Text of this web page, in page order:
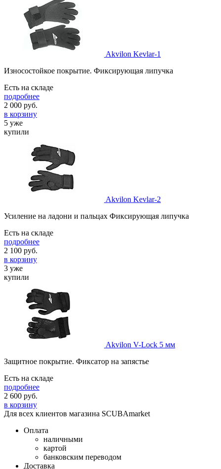
Akvilon Kevlar-1
Износостойкое покрытие. Фиксирующая липучка
Есть на складе
подробнее
2 000 руб.
в корзину
5 уже
купили
Akvilon Kevlar-2
Усиление на ладони и пальцах Фиксирующая липучка
Есть на складе
подробнее
2 100 руб.
в корзину
3 уже
купили
Akvilon V-Lock 5 мм
Защитное покрытие. Фиксатор на запястье
Есть на складе
подробнее
2 600 руб.
в корзину
Для всех клиентов магазина SCUBAmarket
Оплата
наличными
картой
банковским переводом
Доставка